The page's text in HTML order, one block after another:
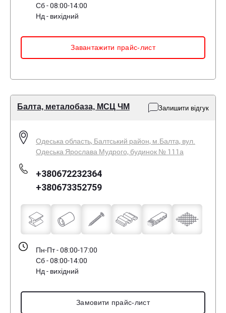
Сб - 08:00-14:00
Нд - вихідний
Завантажити прайс-лист
Балта, металобаза, МСЦ ЧМ Залишити відгук
Одеська область, Балтський район, м.Балта, вул.
Одеська Ярослава Мудрого, будинок № 111а
+380672232364
+380673352759
Пн-Пт - 08:00-17:00
Сб - 08:00-14:00
Нд - вихідний
Замовити прайс-лист